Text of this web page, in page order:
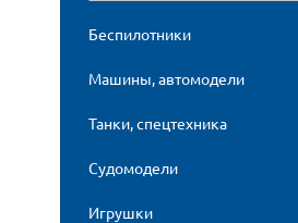
Беспилотники
Машины, автомодели
Танки, спецтехника
Судомодели
Игрушки